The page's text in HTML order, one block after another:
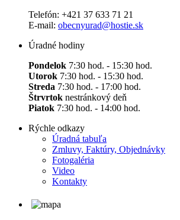
Telefón: +421 37 633 71 21
E-mail: obecnyurad@hostie.sk
Úradné hodiny
Pondelok 7:30 hod. - 15:30 hod.
Utorok 7:30 hod. - 15:30 hod.
Streda 7:30 hod. - 17:00 hod.
Štrvrtok nestránkový deň
Piatok 7:30 hod. - 14:00 hod.
Rýchle odkazy
Úradná tabuľa
Zmluvy, Faktúry, Objednávky
Fotogaléria
Video
Kontakty